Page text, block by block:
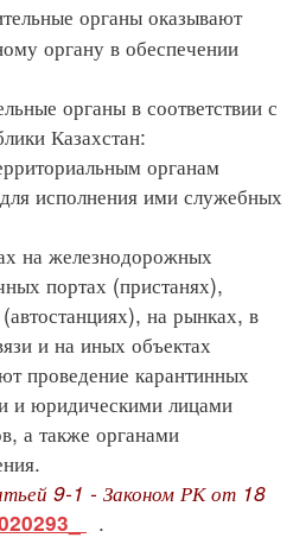
органы оказывают
органу в обеспечении
органы в соответствии с
Казахстан:
органам
исполнения ими служебных
на железнодорожных
портах (пристанях),
на рынках, в
и на иных объектах
проведение карантинных
и юридическими лицами
а также органами
9-1 - Законом РК от 18
.